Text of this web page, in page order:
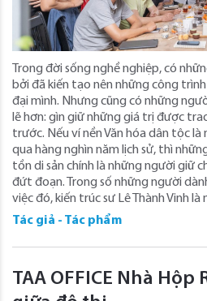
Trong đời sống nghề nghiệp, có
bởi đã kiến tạo nên những công
đại mình. Nhưng cũng có những
lẽ hơn: gìn giữ những giá trị được
trước. Nếu ví nền Văn hóa dân tộc
qua hàng nghìn năm lịch sử, thì
tồn di sản chính là những người giữ
đứt đoạn. Trong số những người
việc đó, kiến trúc sư Lê Thành Vinh
Tác giả - Tác phẩm
TAA OFFICE Nhà Hộp